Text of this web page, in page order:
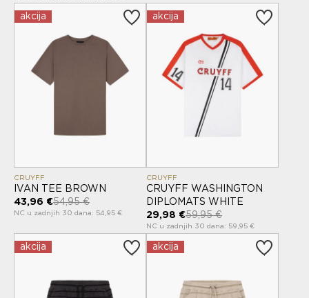
akcija
CRUYFF
IVAN TEE BROWN
43,96 €54,95 €
NC u zadnjih 30 dana: 54,95 €
akcija
CRUYFF
CRUYFF WASHINGTON
DIPLOMATS WHITE
29,98 €59,95 €
NC u zadnjih 30 dana: 59,95 €
akcija akcija